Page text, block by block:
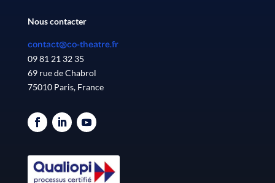
Nous contacter
contact@co-theatre.fr
09 81 21 32 35
69 rue de Chabrol
75010 Paris, France